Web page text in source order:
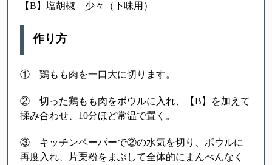
【B】塩胡椒 少々（下味用）
作り方
① 鶏もも肉を一口大に切ります。
② 切った鶏もも肉をボウルに入れ、【B】を加えて
揉み合わせ、10分ほど常温で置く。
③ キッチンペーパーで②の水気を切り、ボウルに
再度入れ、片栗粉をまぶして全体的にまんべんなく